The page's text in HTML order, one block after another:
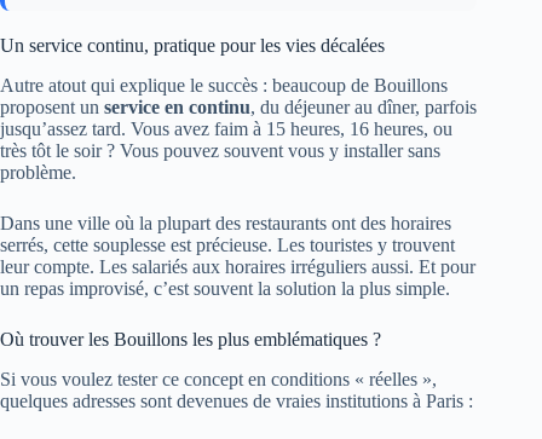
Un service continu, pratique pour les vies décalées
Autre atout qui explique le succès : beaucoup de Bouillons
proposent un service en continu, du déjeuner au dîner, parfois
jusqu’assez tard. Vous avez faim à 15 heures, 16 heures, ou
très tôt le soir ? Vous pouvez souvent vous y installer sans
problème.
Dans une ville où la plupart des restaurants ont des horaires
serrés, cette souplesse est précieuse. Les touristes y trouvent
leur compte. Les salariés aux horaires irréguliers aussi. Et pour
un repas improvisé, c’est souvent la solution la plus simple.
Où trouver les Bouillons les plus emblématiques ?
Si vous voulez tester ce concept en conditions « réelles »,
quelques adresses sont devenues de vraies institutions à Paris :